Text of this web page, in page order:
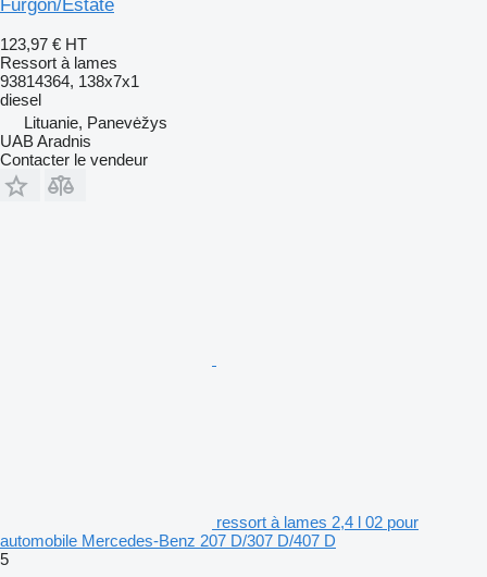
Furgon/Estate
123,97 € HT
Ressort à lames
93814364, 138x7x1
diesel
Lituanie, Panevėžys
UAB Aradnis
Contacter le vendeur
ressort à lames 2,4 l 02 pour
automobile Mercedes-Benz 207 D/307 D/407 D
5